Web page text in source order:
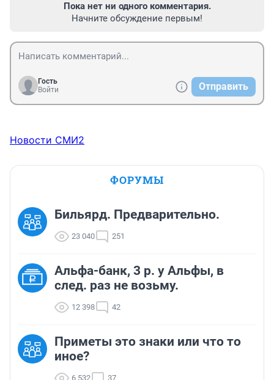
Пока нет ни одного комментария.
Начните обсуждение первым!
Гость
Войти
Отправить
Новости СМИ2
ФОРУМЫ
Бильярд. Предварительно.
23 040 251
Альфа-банк, 3 р. у Альфы, в
след. раз не возьму.
12 398 42
Приметы это знаки или что то
иное?
6 532 37